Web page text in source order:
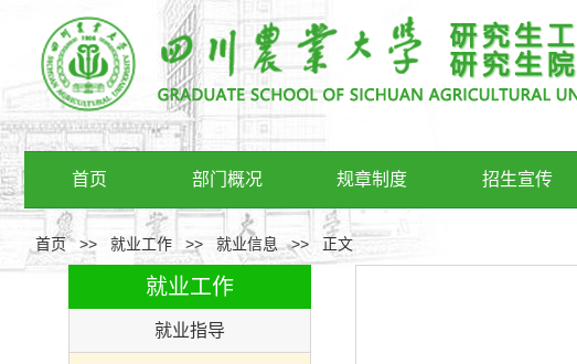
首页 部门概况 规章制度 招生宣传
首页>> 就业工作 >> 就业信息 >> 正文
就业工作
就业指导